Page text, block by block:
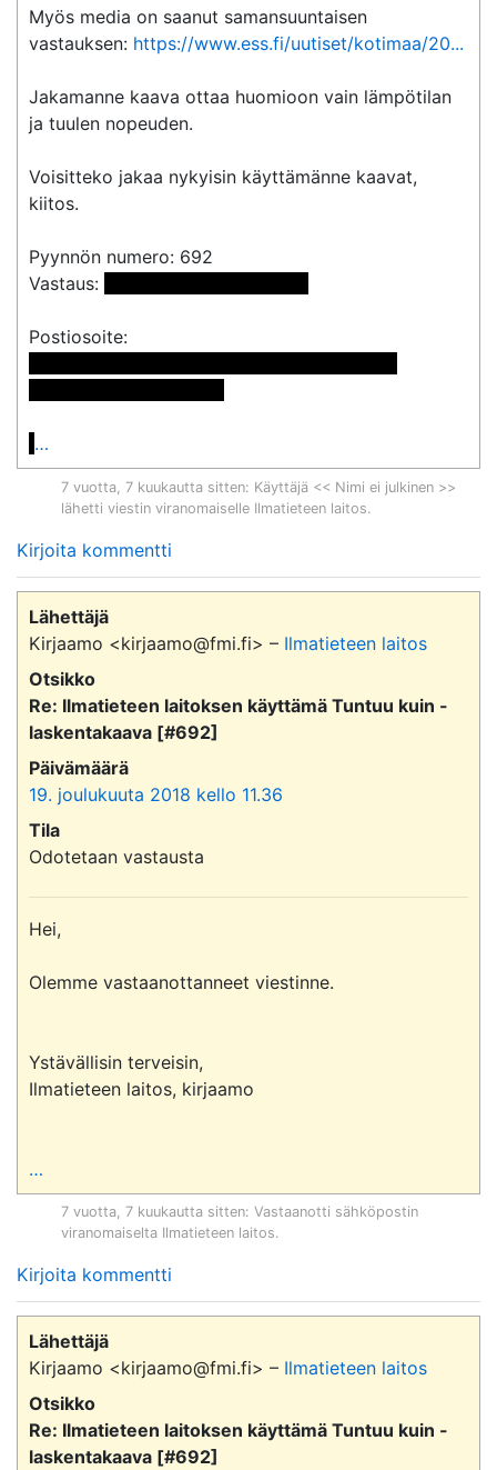
Myös media on saanut samansuuntaisen
vastauksen: https://www.ess.fi/uutiset/kotimaa/20...
Jakamanne kaava ottaa huomioon vain lämpötilan
ja tuulen nopeuden.
Voisitteko jakaa nykyisin käyttämänne kaavat,
kiitos.
Pyynnön numero: 692
Vastaus:
…
7 vuotta, 7 kuukautta sitten: Käyttäjä << Nimi ei julkinen >>
lähetti viestin viranomaiselle Ilmatieteen laitos.
Kirjoita kommentti
Lähettäjä
Kirjaamo <kirjaamo@fmi.fi> – Ilmatieteen laitos
Otsikko
Re: Ilmatieteen laitoksen käyttämä Tuntuu kuin -
laskentakaava [#692]
Päivämäärä
19. joulukuuta 2018 kello 11.36
Tila
Odotetaan vastausta
Hei,
Olemme vastaanottanneet viestinne.
Ystävällisin terveisin,
Ilmatieteen laitos, kirjaamo
…
7 vuotta, 7 kuukautta sitten: Vastaanotti sähköpostin
viranomaiselta Ilmatieteen laitos.
Kirjoita kommentti
Lähettäjä
Kirjaamo <kirjaamo@fmi.fi> – Ilmatieteen laitos
Otsikko
Re: Ilmatieteen laitoksen käyttämä Tuntuu kuin -
laskentakaava [#692]